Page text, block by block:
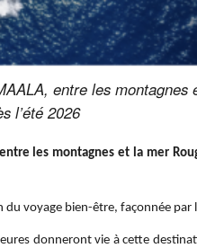
entre les
l’été 2026
les montagnes et la mer
voyage bien-être, façonnée
donneront vie à cette